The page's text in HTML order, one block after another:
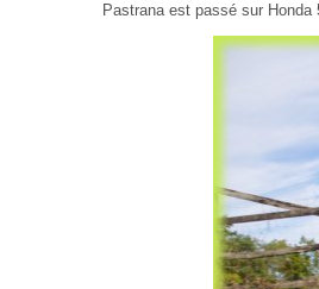
Pastrana est passé sur Honda